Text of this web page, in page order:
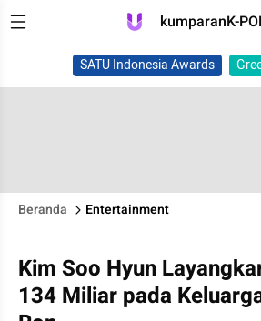
kumparanK-
SATU Indonesia Awards
Beranda Entertainment
Kim Soo Hyun
134 Miliar pada